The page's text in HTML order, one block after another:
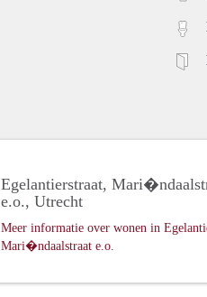
Egelantierstraat,
e.o., Utrecht
Meer informatie over wonen in
Mari�ndaalstraat e.o.